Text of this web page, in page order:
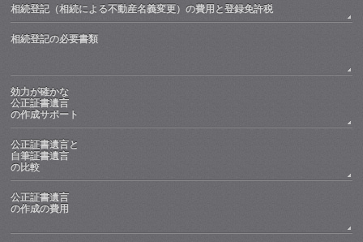
相続登記（相続による不動産名義変更）の費用と登録免許税
相続登記の必要書類
効力が確かな
公正証書遺言
の作成サポート
公正証書遺言と
自筆証書遺言
の比較
公正証書遺言
の作成の費用